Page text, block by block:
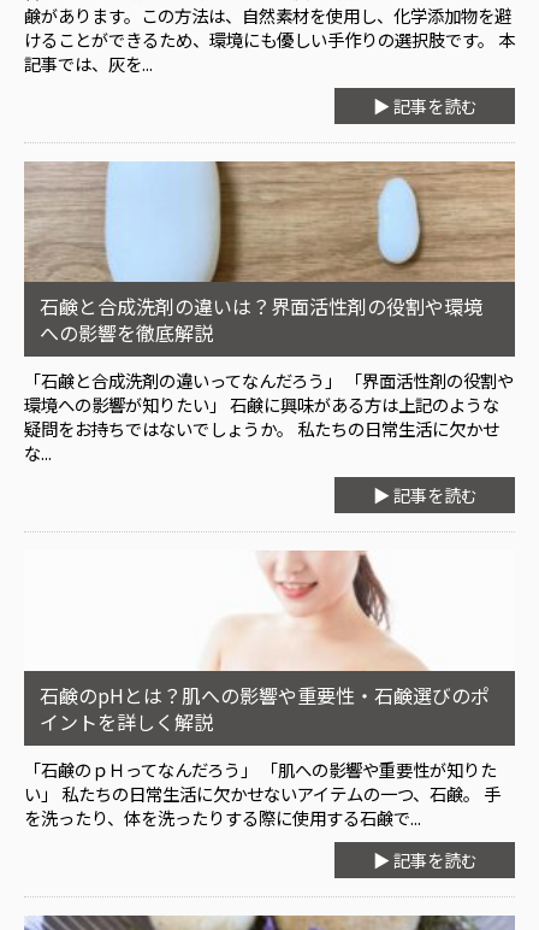
鹸があります。この方法は、自然素材を使用し、化学添加物を避
けることができるため、環境にも優しい手作りの選択肢です。 本
記事では、灰を...
▶ 記事を読む
石鹸と合成洗剤の違いは？界面活性剤の役割や環境
への影響を徹底解説
「石鹸と合成洗剤の違いってなんだろう」 「界面活性剤の役割や
環境への影響が知りたい」 石鹸に興味がある方は上記のような
疑問をお持ちではないでしょうか。 私たちの日常生活に欠かせ
な...
▶ 記事を読む
石鹸のpHとは？肌への影響や重要性・石鹸選びのポ
イントを詳しく解説
「石鹸のｐＨってなんだろう」 「肌への影響や重要性が知りた
い」 私たちの日常生活に欠かせないアイテムの一つ、石鹸。 手
を洗ったり、体を洗ったりする際に使用する石鹸で...
▶ 記事を読む